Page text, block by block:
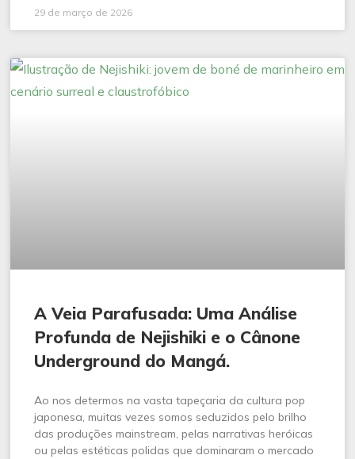
29 de março de 2026
A Veia Parafusada: Uma Análise
Profunda de Nejishiki e o Cânone
Underground do Mangá.
Ao nos determos na vasta tapeçaria da cultura pop
japonesa, muitas vezes somos seduzidos pelo brilho
das produções mainstream, pelas narrativas heróicas
ou pelas estéticas polidas que dominaram o mercado